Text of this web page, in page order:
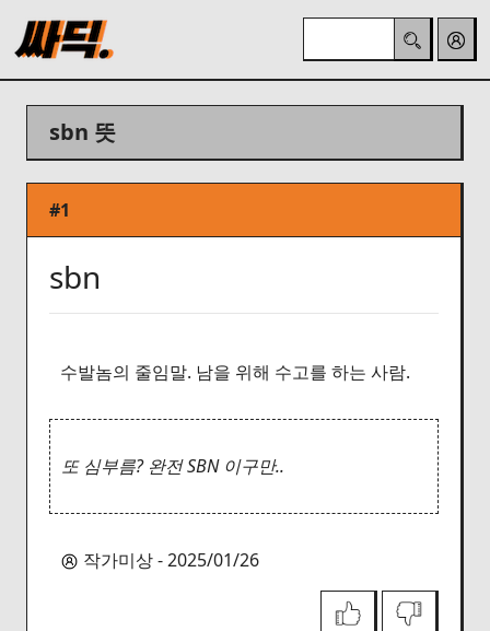
sbn 뜻
#1
sbn
수발놈의 줄임말. 남을 위해 수고를 하는 사람.
또 심부름? 완전 SBN 이구만..
작가미상 - 2025/01/26